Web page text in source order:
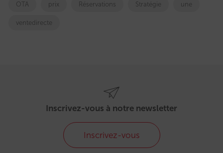
OTA prix Réservations Stratégie une
ventedirecte
Inscrivez-vous à notre newsletter
Inscrivez-vous